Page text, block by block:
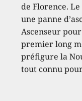
de Florence.
une panne
Ascenseur
premier long
préfigure la
tout connu